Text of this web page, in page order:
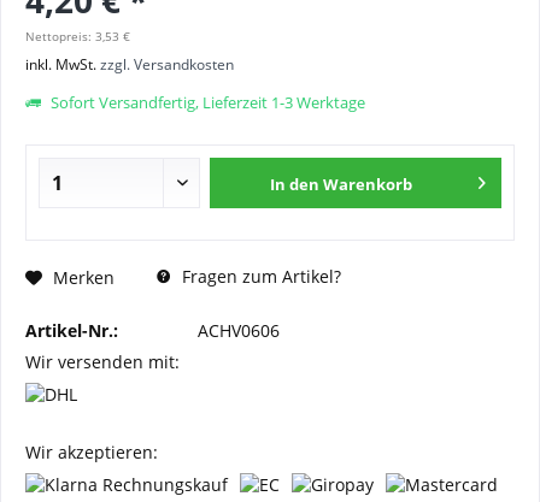
Nettopreis: 3,53 €
inkl. MwSt.zzgl. Versandkosten
Sofort Versandfertig, Lieferzeit 1-3 Werktage
In den Warenkorb
Merken Fragen zum Artikel?
Artikel-Nr.:
ACHV0606
Wir versenden mit:
Wir akzeptieren: